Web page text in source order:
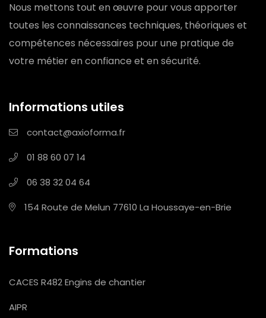
Nous mettons tout en œuvre pour vous apporter
toutes les connaissances techniques, théoriques et
compétences nécessaires pour une pratique de
votre métier en confiance et en sécurité.
Informations utiles
contact@axioforma.fr
01 88 60 07 14
06 38 32 04 64
154 Route de Melun 77610 La Houssaye-en-Brie
Formations
CACES R482 Engins de chantier
AIPR